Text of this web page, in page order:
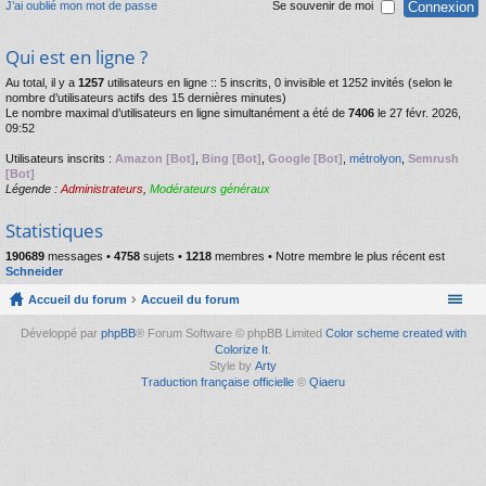
J’ai oublié mon mot de passe Se souvenir de moi
Qui est en ligne ?
Au total, il y a 1257 utilisateurs en ligne :: 5 inscrits, 0 invisible et 1252 invités (selon le
nombre d’utilisateurs actifs des 15 dernières minutes)
Le nombre maximal d’utilisateurs en ligne simultanément a été de 7406 le 27 févr. 2026,
09:52
Utilisateurs inscrits : Amazon [Bot] Bing [Bot] Google [Bot] métrolyon Semrush
[Bot]
Légende : Administrateurs Modérateurs généraux
Statistiques
190689 messages • 4758 sujets • 1218 membres • Notre membre le plus récent est
Schneider
Accueil du forum Accueil du forum
Développé par phpBB® Forum Software © phpBB Limited Color scheme created with
Colorize It.
Style by Arty
Traduction française officielle © Qiaeru